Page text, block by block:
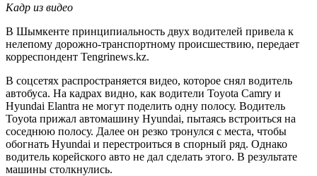
Кадр из видео
В Шымкенте принципиальность двух водителей привела к
нелепому дорожно-транспортному происшествию, передает
корреспондент Tengrinews.kz.
В соцсетях распространяется видео, которое снял водитель
автобуса. На кадрах видно, как водители Toyota Camry и
Hyundai Elantra не могут поделить одну полосу. Водитель
Toyota прижал автомашину Hyundai, пытаясь встроиться на
соседнюю полосу. Далее он резко тронулся с места, чтобы
обогнать Hyundai и перестроиться в спорный ряд. Однако
водитель корейского авто не дал сделать этого. В результате
машины столкнулись.